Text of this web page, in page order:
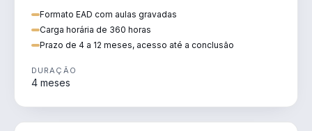
Formato EAD com aulas gravadas
Carga horária de 360 horas
Prazo de 4 a 12 meses, acesso até a conclusão
DURAÇÃO
4 meses